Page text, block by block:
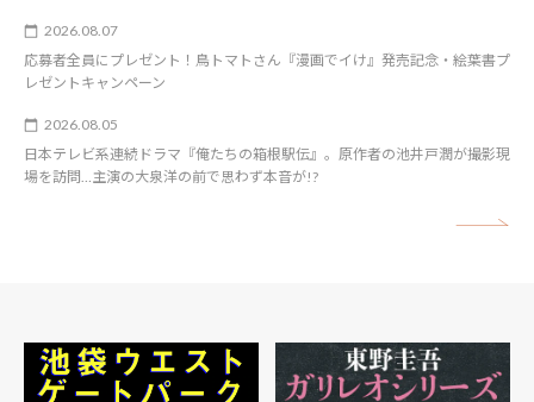
2026.08.07
応募者全員にプレゼント！鳥トマトさん『漫画でイけ』発売記念・絵葉書プ
レゼントキャンペーン
2026.08.05
日本テレビ系連続ドラマ『俺たちの箱根駅伝』。原作者の池井戸潤が撮影現
場を訪問…主演の大泉洋の前で思わず本音が!?